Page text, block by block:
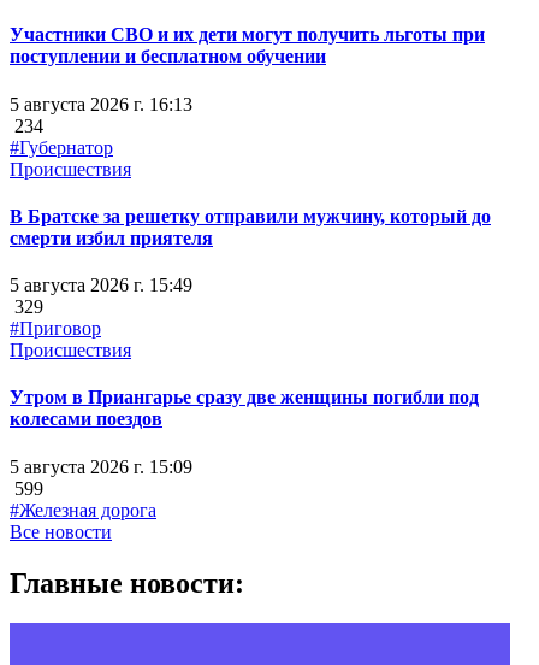
Участники СВО и их дети могут получить льготы при
поступлении и бесплатном обучении
5 августа 2026 г. 16:13
234
#Губернатор
Происшествия
В Братске за решетку отправили мужчину, который до
смерти избил приятеля
5 августа 2026 г. 15:49
329
#Приговор
Происшествия
Утром в Приангарье сразу две женщины погибли под
колесами поездов
5 августа 2026 г. 15:09
599
#Железная дорога
Все новости
Главные новости: